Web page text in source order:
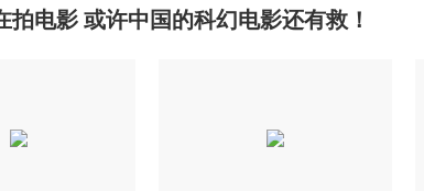
拍电影 或许中国的科幻电影还有救！